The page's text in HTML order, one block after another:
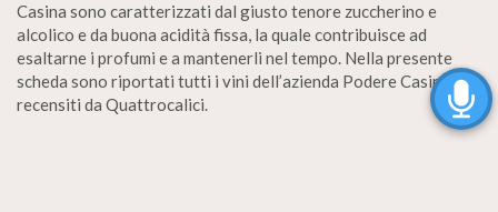
Casina sono caratterizzati dal giusto tenore zuccherino e
alcolico e da buona acidità fissa, la quale contribuisce ad
esaltarne i profumi e a mantenerli nel tempo. Nella presente
scheda sono riportati tutti i vini dell’azienda Podere Casina
recensiti da Quattrocalici.